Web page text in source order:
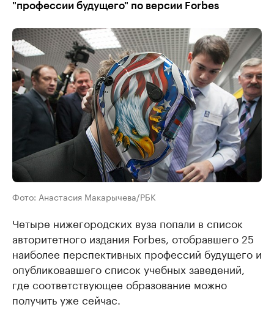
"профессии будущего" по версии Forbes
Фото: Анастасия Макарычева/РБК
Четыре нижегородских вуза попали в список
авторитетного издания Forbes, отобравшего 25
наиболее перспективных профессий будущего и
опубликовавшего список учебных заведений,
где соответствующее образование можно
получить уже сейчас.